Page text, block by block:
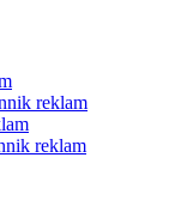
reklam
reklam